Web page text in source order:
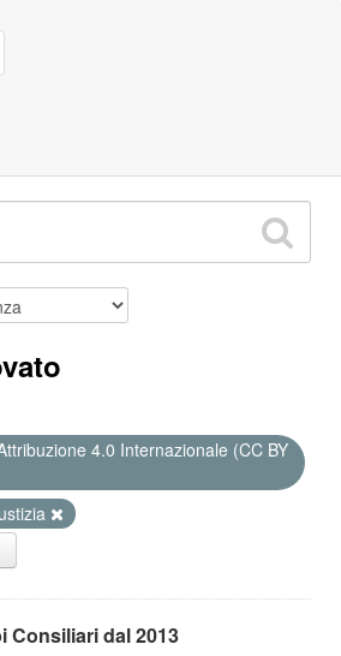
4.0 Internazionale (CC BY
Consiliari dal 2013